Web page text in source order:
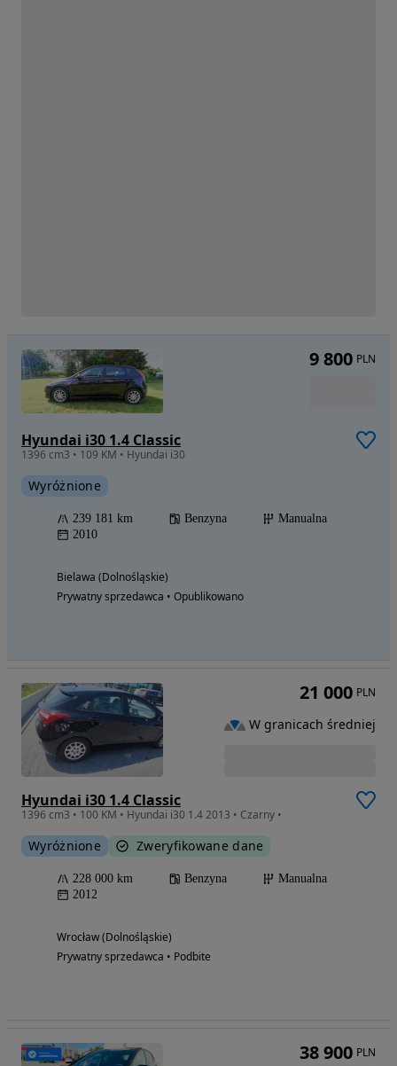
Hyundai i30 1.4 Classic
1396 cm3 • 109 KM • Hyundai i30
Wyróżnione
239 181 km Benzyna
Manualna
2010
Bielawa (Dolnośląskie)
Prywatny sprzedawca • Opublikowano
9 800 PLN
Hyundai i30 1.4 Classic
1396 cm3 • 100 KM • Hyundai i30 1.4 2013 • Czarny •
Wyróżnione Zweryfikowane dane
228 000 km Benzyna
Manualna
2012
Wrocław (Dolnośląskie)
Prywatny sprzedawca • Podbite
21 000 PLN
W granicach średniej
38 900 PLN